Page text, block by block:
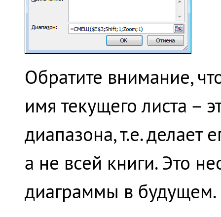
Обратите внимание,
имя текущего листа –
диапазона, т.е. делает
а не всей книги. Это
диаграммы в будущем.